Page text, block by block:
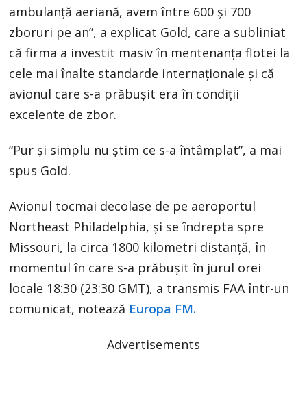
ambulanţă aeriană, avem între 600 şi 700
zboruri pe an”, a explicat Gold, care a subliniat
că firma a investit masiv în mentenanţa flotei la
cele mai înalte standarde internaţionale şi că
avionul care s-a prăbuşit era în condiţii
excelente de zbor.
“Pur şi simplu nu ştim ce s-a întâmplat”, a mai
spus Gold.
Avionul tocmai decolase de pe aeroportul
Northeast Philadelphia, şi se îndrepta spre
Missouri, la circa 1800 kilometri distanţă, în
momentul în care s-a prăbuşit în jurul orei
locale 18:30 (23:30 GMT), a transmis FAA într-un
comunicat, notează Europa FM.
Advertisements